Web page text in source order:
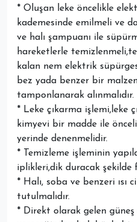
* Oluşan leke öncelikle
kademesinde emilmeli ve
ve halı şampuanı ile
hareketlerle
kalan nem elektrik
bez yada benzer bir
tamponlanarak alınmalıdır.
* Leke çıkarma işlemi,leke
kimyevi bir madde ile
yerinde denenmelidir.
* Temizleme işleminin
iplikleri,dik duracak şekilde
* Halı, soba ve benzeri ısı
tutulmalıdır.
* Direkt olarak gelen güneş